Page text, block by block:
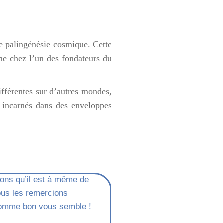
palingénésie cosmique. Cette
chez l’un des fondateurs du
sur d’autres mondes,
dans des enveloppes
qu’il est à même de
les remercions
bon vous semble !